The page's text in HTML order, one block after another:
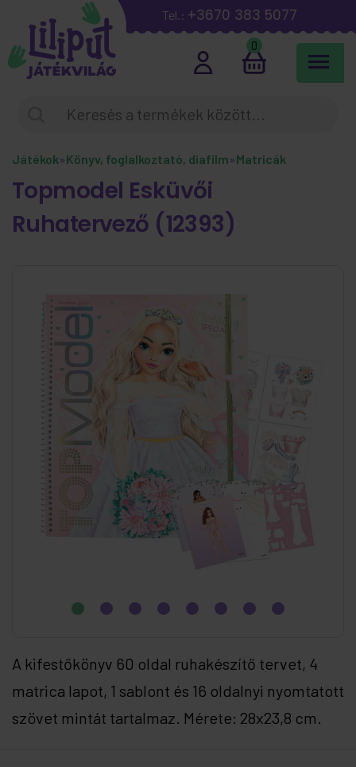
Tel.: +3670 383 5077
0
Játékok»Könyv, foglalkoztató, diafilm»Matricák
Topmodel Esküvői
Ruhatervező (12393)
A kifestőkönyv 60 oldal ruhakészítő tervet, 4
matrica lapot, 1 sablont és 16 oldalnyi nyomtatott
szövet mintát tartalmaz. Mérete: 28x23,8 cm.